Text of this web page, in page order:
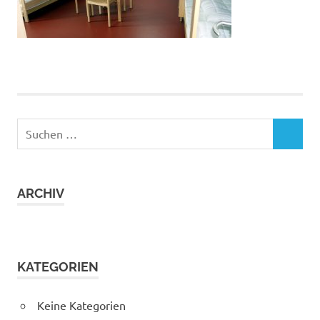
Suchen
ARCHIV
KATEGORIEN
Keine Kategorien